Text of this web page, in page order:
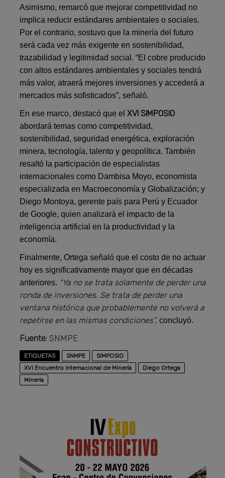
Asimismo, remarcó que mejorar competitividad no
implica reducir estándares ambientales o sociales.
Por el contrario, sostuvo que la minería del futuro
será cada vez más exigente en sostenibilidad,
trazabilidad y legitimidad social. “El cobre producido
con altos estándares ambientales y sociales tendrá
más valor, atraerá mejores inversiones y accederá a
mercados más sofisticados”, señaló.
En ese marco, destacó que el XVI SIMPOSIO
abordará temas como competitividad,
sostenibilidad, seguridad energética, exploración
minera, tecnología, talento y geopolítica. También
resaltó la participación de especialistas
internacionales como Dambisa Moyo, economista
especializada en Macroeconomía y Globalización; y
Diego Montoya, gerente país para Perú y Ecuador
de Google, quien analizará el impacto de la
inteligencia artificial en la productividad y la
economía.
Finalmente, Ortega señaló que el costo de no actuar
hoy es significativamente mayor que en décadas
anteriores. “Ya no se trata solamente de perder una
ronda de inversiones. Se trata de perder una
ventana histórica que probablemente no volverá a
repetirse en las mismas condiciones”, concluyó.
Fuente: SNMPE
ETIQUETAS SNMPE
SIMPOSIO
XVI Encuentro Internacional de Minería
Diego Ortega
Minería